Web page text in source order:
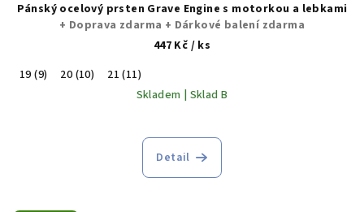
Pánský ocelový prsten Grave Engine s motorkou a lebkami
+ Doprava zdarma + Dárkové balení zdarma
447 Kč / ks
19 (9)
20 (10)
21 (11)
Skladem | Sklad B
Detail